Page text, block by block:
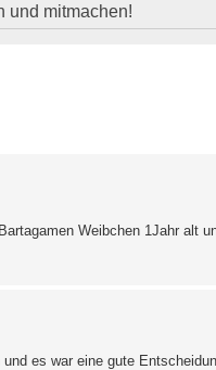
und mitmachen!
Weibchen 1Jahr alt
es war eine gute